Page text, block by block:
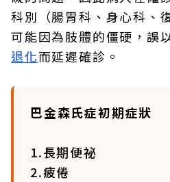
科別（腸胃科、身心科、
可能因為肢體的僵硬，誤
退化而延遲確診。
巴金森氏症初期症狀
1.長期便祕
2.疲倦